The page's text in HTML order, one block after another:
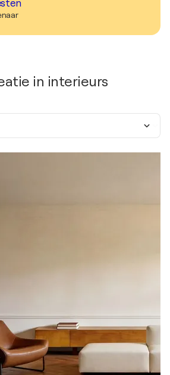
in interieurs